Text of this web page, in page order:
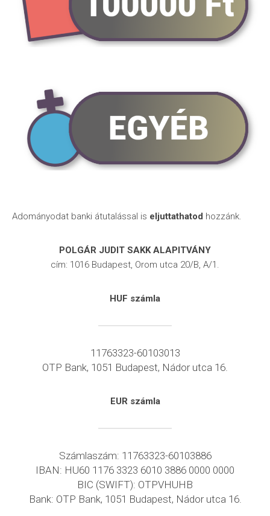
Adományodat banki átutalással is eljuttathatod hozzánk.
POLGÁR JUDIT SAKK ALAPITVÁNY
cím: 1016 Budapest, Orom utca 20/B, A/1.
HUF számla
11763323-60103013
OTP Bank, 1051 Budapest, Nádor utca 16.
EURszámla
Számlaszám: 11763323-60103886
IBAN: HU60 1176 3323 6010 3886 0000 0000
BIC (SWIFT): OTPVHUHB
Bank: OTP Bank, 1051 Budapest, Nádor utca 16.